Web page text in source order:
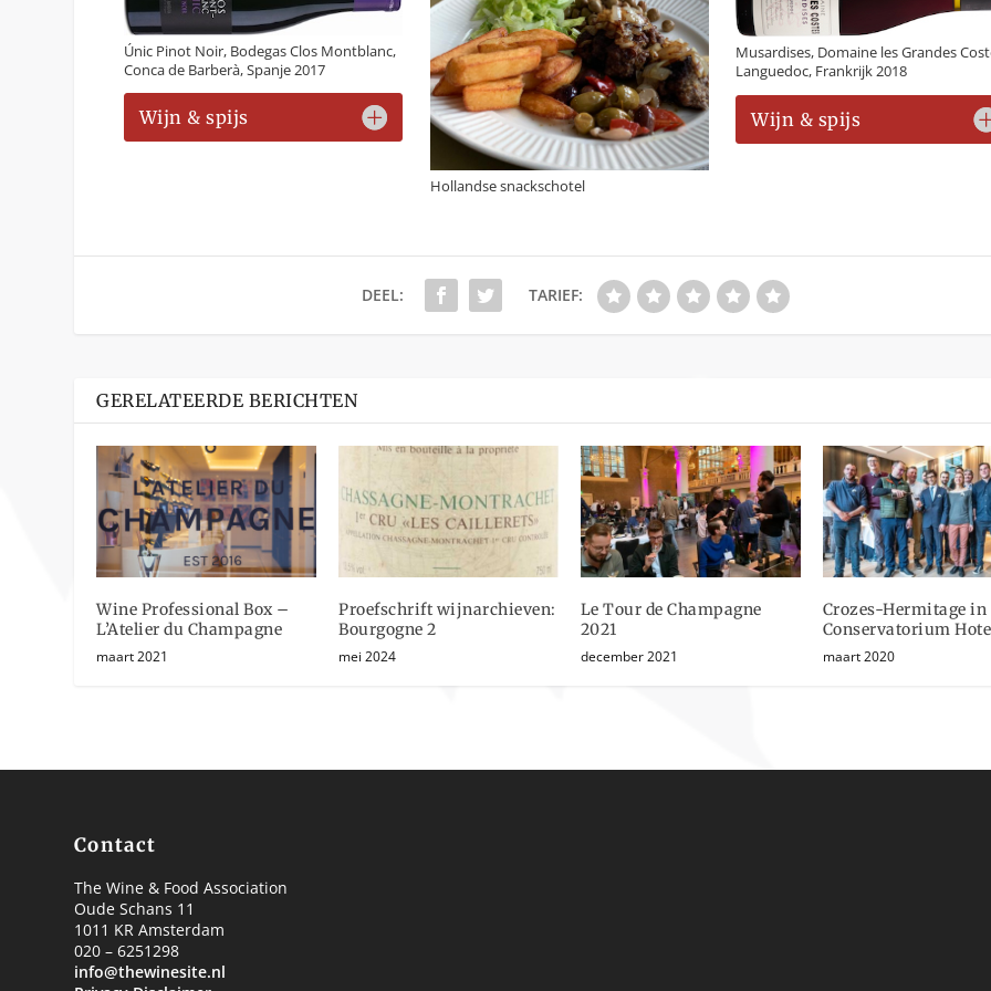
Únic Pinot Noir, Bodegas Clos Montblanc,
Conca de Barberà, Spanje 2017
Wijn & spijs
Hollandse snackschotel
Musardises, Domaine les Grandes
Languedoc, Frankrijk 2018
Wijn & spijs
DEEL: TARIEF:
GERELATEERDE BERICHTEN
Wine Professional Box –
L’Atelier du Champagne
maart 2021
Proefschrift wijnarchieven:
Bourgogne 2
mei 2024
Le Tour de Champagne
2021
december 2021
Crozes-Hermitage in
Conservatorium
maart 2020
Contact
The Wine & Food Association
Oude Schans 11
1011 KR Amsterdam
020 – 6251298
info@thewinesite.nl